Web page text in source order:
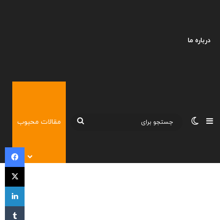
درباره ما
نوارکناریتغییر پوسته
جستجومقالات محبوب